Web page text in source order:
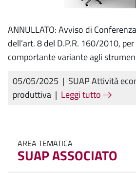
ANNULLATO: Avviso di
dell’art. 8 del D.P.R. 160/2010,
comportante variante agli
05/05/2025 | SUAP Attività
produttiva | Leggi tutto
AREA TEMATICA
SUAP ASSOCIATO